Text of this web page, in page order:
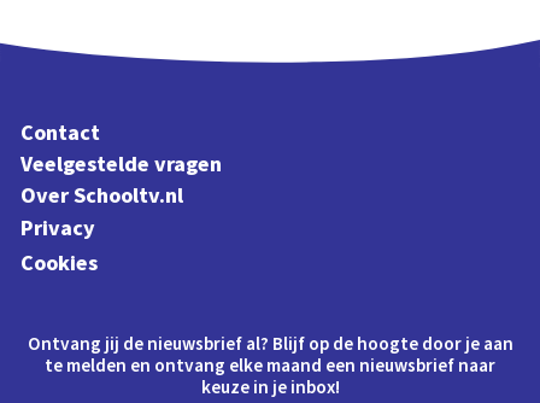
Contact
Veelgestelde vragen
Over Schooltv.nl
Privacy
Cookies
Ontvang jij de nieuwsbrief al? Blijf op de hoogte door je aan
te melden en ontvang elke maand een nieuwsbrief naar
keuze in je inbox!